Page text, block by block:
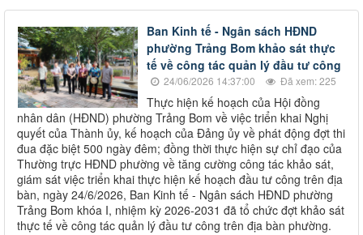
Ban Kinh tế - Ngân sách HĐND
phường Trảng Bom khảo sát thực
tế về công tác quản lý đầu tư công
24/06/2026 14:37:00 Đã xem: 225
Thực hiện kế hoạch của Hội đồng
nhân dân (HĐND) phường Trảng Bom về việc triển khai Nghị
quyết của Thành ủy, kế hoạch của Đảng ủy về phát động đợt thi
đua đặc biệt 500 ngày đêm; đồng thời thực hiện sự chỉ đạo của
Thường trực HĐND phường về tăng cường công tác khảo sát,
giám sát việc triển khai thực hiện kế hoạch đầu tư công trên địa
bàn, ngày 24/6/2026, Ban Kinh tế - Ngân sách HĐND phường
Trảng Bom khóa I, nhiệm kỳ 2026-2031 đã tổ chức đợt khảo sát
thực tế về công tác quản lý đầu tư công trên địa bàn phường.